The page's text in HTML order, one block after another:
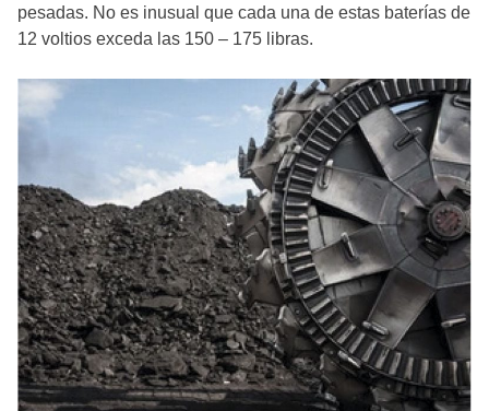
pesadas. No es inusual que cada una de estas baterías de
12 voltios exceda las 150 – 175 libras.